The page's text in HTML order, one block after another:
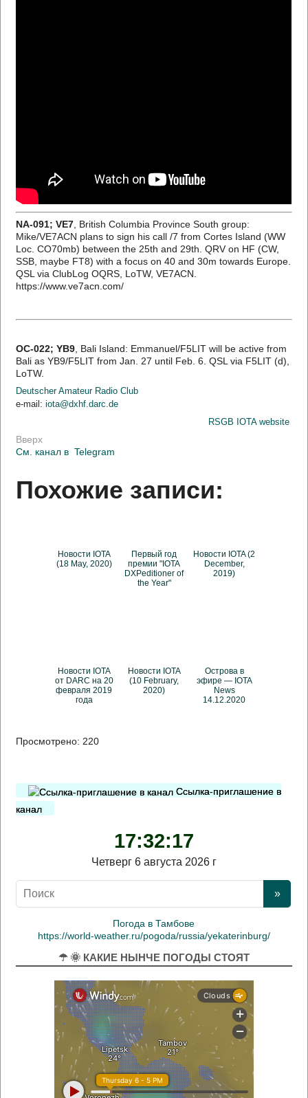
NA-091; VE7 , British Columbia Province South group:
Mike/VE7ACN plans to sign his call /7 from Cortes Island (WW
Loc. CO70mb) between the 25th and 29th. QRV on HF (CW,
SSB, maybe FT8) with a focus on 40 and 30m towards Europe.
QSL via ClubLog OQRS, LoTW, VE7ACN.
https://www.ve7acn.com/
OC-022; YB9 , Bali Island: Emmanuel/F5LIT will be active from
Bali as YB9/F5LIT from Jan. 27 until Feb. 6. QSL via F5LIT (d),
LoTW.
Deutscher Amateur Radio Club
e-mail:iota@dxhf.darc.de
RSGB IOTA website
Вверх
См. канал в Telegram
Похожие записи:
Новости IOTA
(18 May, 2020)
Первый год
премии "IOTA
DXPeditioner of
the Year"
Новости IOTA (2
December,
2019)
Новости IOTA
от DARC на 20
февраля 2019
года
Новости IOTA
(10 February,
2020)
Острова в
эфире — IOTA
News
14.12.2020
Просмотрено:220
Ссылка-приглашение в
канал
17:32:17
Четверг 6 августа 2026 г
Погода в Тамбове
https://world-weather.ru/pogoda/russia/yekaterinburg/
☂ 🌞 КАКИЕ НЫНЧЕ ПОГОДЫ СТОЯТ